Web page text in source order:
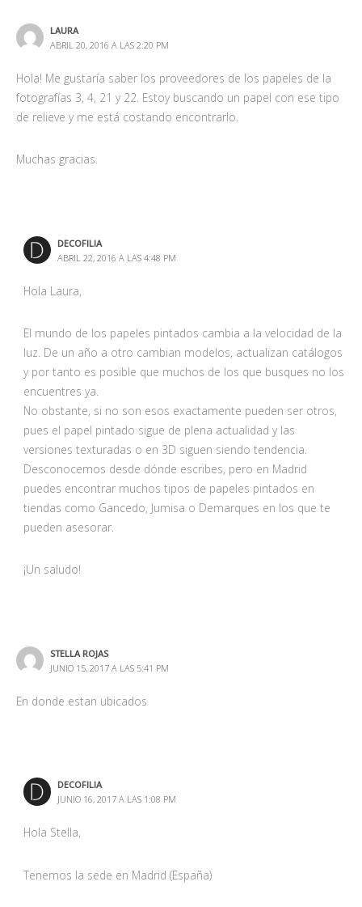
LAURA
ABRIL 20, 2016 A LAS 2:20 PM
Hola! Me gustaría saber los proveedores de los papeles de la
fotografías 3, 4, 21 y 22. Estoy buscando un papel con ese tipo
de relieve y me está costando encontrarlo.
Muchas gracias.
DECOFILIA
ABRIL 22, 2016 A LAS 4:48 PM
Hola Laura,
El mundo de los papeles pintados cambia a la velocidad de la
luz. De un año a otro cambian modelos, actualizan catálogos
y por tanto es posible que muchos de los que busques no los
encuentres ya.
No obstante, si no son esos exactamente pueden ser otros,
pues el papel pintado sigue de plena actualidad y las
versiones texturadas o en 3D siguen siendo tendencia.
Desconocemos desde dónde escribes, pero en Madrid
puedes encontrar muchos tipos de papeles pintados en
tiendas como Gancedo, Jumisa o Demarques en los que te
pueden asesorar.
¡Un saludo!
STELLA ROJAS
JUNIO 15, 2017 A LAS 5:41 PM
En donde estan ubicados
DECOFILIA
JUNIO 16, 2017 A LAS 1:08 PM
Hola Stella,
Tenemos la sede en Madrid (España)